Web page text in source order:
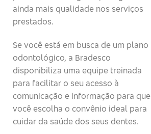
ainda mais qualidade nos serviços
prestados.
Se você está em busca de um plano
odontológico, a Bradesco
disponibiliza uma equipe treinada
para facilitar o seu acesso à
comunicação e informação para que
você escolha o convênio ideal para
cuidar da saúde dos seus dentes.